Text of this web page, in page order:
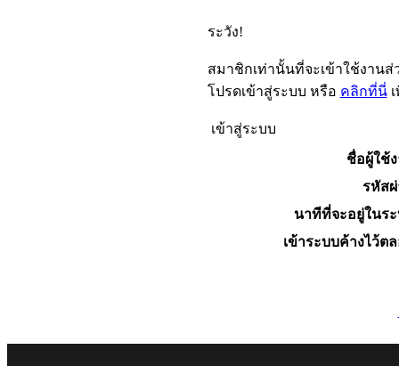
ระวัง!
สมาชิกเท่านั้นที่จะเข้าใช้งานส่
โปรดเข้าสู่ระบบ หรือ คลิกที่นี่เ
เข้าสู่ระบบ
ชื่อผู้ใช้
รหัส
นาทีที่จะอยู่ในร
เข้าระบบค้างไว้ต